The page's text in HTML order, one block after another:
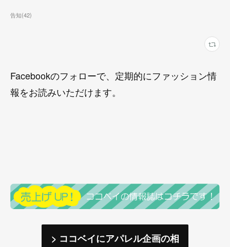
告知(42)
Facebookのフォローで、定期的にファッション情
報をお読みいただけます。
> ココベイにアパレル企画の相